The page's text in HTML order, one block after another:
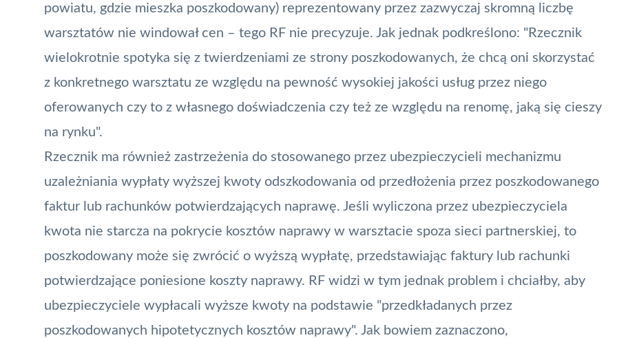
powiatu, gdzie mieszka poszkodowany) reprezentowany przez zazwyczaj skromną liczbę
warsztatów nie windował cen – tego RF nie precyzuje. Jak jednak podkreślono: "Rzecznik
wielokrotnie spotyka się z twierdzeniami ze strony poszkodowanych, że chcą oni skorzystać
z konkretnego warsztatu ze względu na pewność wysokiej jakości usług przez niego
oferowanych czy to z własnego doświadczenia czy też ze względu na renomę, jaką się cieszy
na rynku".
Rzecznik ma również zastrzeżenia do stosowanego przez ubezpieczycieli mechanizmu
uzależniania wypłaty wyższej kwoty odszkodowania od przedłożenia przez poszkodowanego
faktur lub rachunków potwierdzających naprawę. Jeśli wyliczona przez ubezpieczyciela
kwota nie starcza na pokrycie kosztów naprawy w warsztacie spoza sieci partnerskiej, to
poszkodowany może się zwrócić o wyższą wypłatę, przedstawiając faktury lub rachunki
potwierdzające poniesione koszty naprawy. RF widzi w tym jednak problem i chciałby, aby
ubezpieczyciele wypłacali wyższe kwoty na podstawie "przedkładanych przez
poszkodowanych hipotetycznych kosztów naprawy". Jak bowiem zaznaczono,